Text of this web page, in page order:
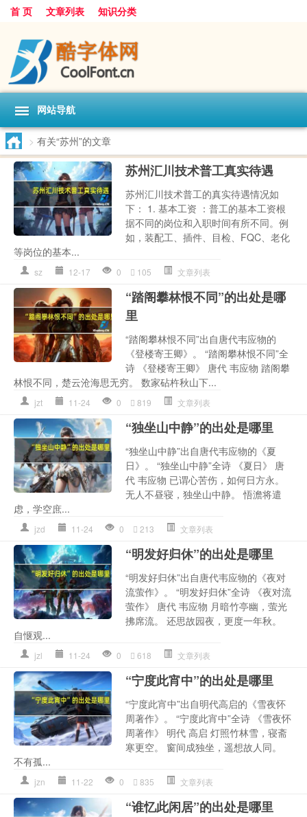
首 页 文章列表 知识分类
网站导航
> 有关“苏州”的文章
苏州汇川技术普工真实待遇
苏州汇川技术普工的真实待遇情况如
下： 1. 基本工资 ：普工的基本工资根
据不同的岗位和入职时间有所不同。例
如，装配工、插件、目检、FQC、老化
等岗位的基本...
sz 12-17 0 105 文章列表
“踏阁攀林恨不同”的出处是哪
里
“踏阁攀林恨不同”出自唐代韦应物的
《登楼寄王卿》。 “踏阁攀林恨不同”全
诗 《登楼寄王卿》 唐代 韦应物 踏阁攀
林恨不同，楚云沧海思无穷。 数家砧杵秋山下...
jzt 11-24 0 819 文章列表
“独坐山中静”的出处是哪里
“独坐山中静”出自唐代韦应物的《夏
日》。 “独坐山中静”全诗 《夏日》 唐
代 韦应物 已谓心苦伤，如何日方永。
无人不昼寝，独坐山中静。 悟澹将遣
虑，学空庶...
jzd 11-24 0 213 文章列表
“明发好归休”的出处是哪里
“明发好归休”出自唐代韦应物的《夜对
流萤作》。 “明发好归休”全诗 《夜对流
萤作》 唐代 韦应物 月暗竹亭幽，萤光
拂席流。 还思故园夜，更度一年秋。
自惬观...
jzl 11-24 0 618 文章列表
“宁度此宵中”的出处是哪里
“宁度此宵中”出自明代高启的《雪夜怀
周著作》。 “宁度此宵中”全诗 《雪夜怀
周著作》 明代 高启 灯照竹林雪，寝斋
寒更空。 窗间成独坐，遥想故人同。
不有孤...
jzn 11-22 0 835 文章列表
“谁忆此闲居”的出处是哪里